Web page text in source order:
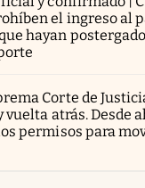
el ingreso al
hayan
Corte de
vuelta atrás. Desde
permisos para